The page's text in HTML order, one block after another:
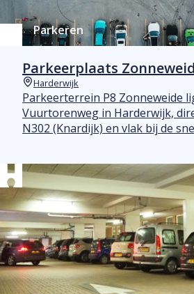
Parkeren
Parkeerplaats
Plaats
Harderwijk
Parkeerterrein P8 Zonneweide
Vuurtorenweg in Harderwijk,
N302 (Knardijk) en vlak bij de